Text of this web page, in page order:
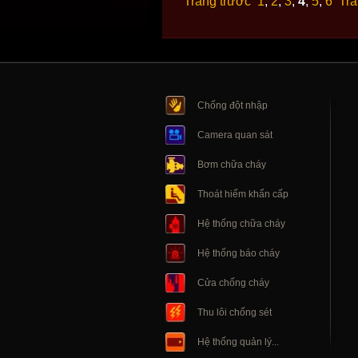
Chống đột nhập
Camera quan sát
Bơm chữa cháy
Thoát hiểm khẩn cấp
Hệ thống chữa cháy
Hệ thống báo cháy
Cửa chống cháy
Thu lôi chống sét
Hệ thống quản lý...